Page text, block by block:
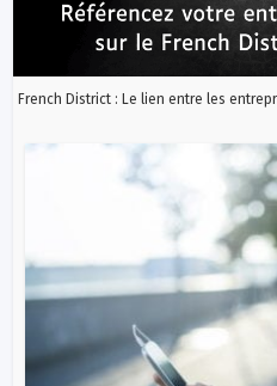
French District : Le lien entre les